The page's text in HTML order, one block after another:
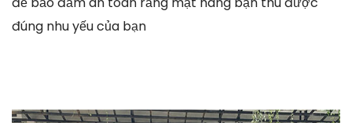
đúng nhu yếu của bạn